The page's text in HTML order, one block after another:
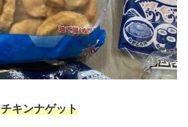
キンナゲット